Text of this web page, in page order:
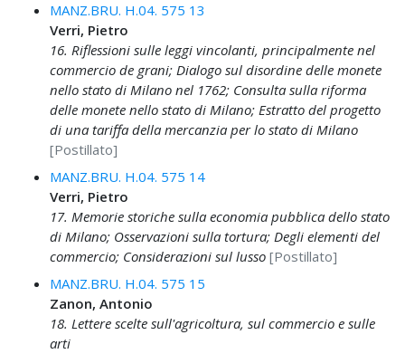
MANZ.BRU. H.04. 575 13
Verri, Pietro
16. Riflessioni sulle leggi vincolanti, principalmente nel
commercio de grani; Dialogo sul disordine delle monete
nello stato di Milano nel 1762; Consulta sulla riforma
delle monete nello stato di Milano; Estratto del progetto
di una tariffa della mercanzia per lo stato di Milano
[Postillato]
MANZ.BRU. H.04. 575 14
Verri, Pietro
17. Memorie storiche sulla economia pubblica dello stato
di Milano; Osservazioni sulla tortura; Degli elementi del
commercio; Considerazioni sul lusso [Postillato]
MANZ.BRU. H.04. 575 15
Zanon, Antonio
18. Lettere scelte sull'agricoltura, sul commercio e sulle
arti